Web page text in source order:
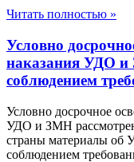
Читать полностью »
Условно
наказания УДО и
соблюдением
Условно досрочное
УДО и ЗМН
страны материалы
соблюдением